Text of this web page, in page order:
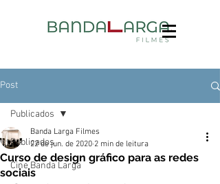
Post
Publicados
Cine Banda Larga
Publicados
Curso de design gráfico para as redes
sociais
Banda Larga Filmes
22 de jun. de 2020 2 min de leitura